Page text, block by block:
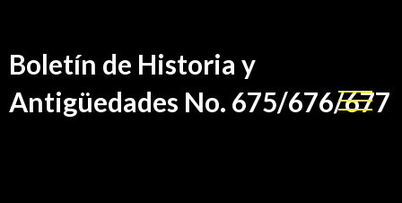
Boletín de Historia y
Antigüedades No. 675/676/677